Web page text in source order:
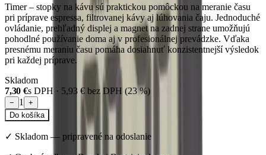
Timer – stopky na kávu sú praktickou pomôckou na meranie času
pri príprave espressa, filtrovanej kávy aj lúhovania čaju. Jednoduché
ovládanie, prehľadný displej a magnet na zadnej strane umožňujú
pohodlné používanie doma aj v profesionálnej prevádzke. Vďaka
presnému meraniu času pomáha dosiahnuť konzistentnejší výsledok
pri každej príprave.
Skladom
7,30 €s DPH · 5,93 €bez DPH (23%)
− 1
+
Do košíka
✓ Skladom — pripravené na odoslanie